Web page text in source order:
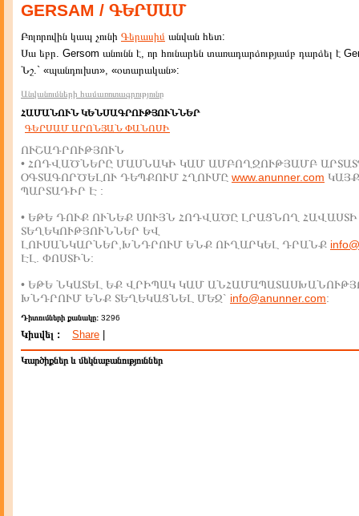
GERSAM / ԳԵՐՍԱՄ
Բոլորովին կապ չունի Գերասիմ անվան հետ:
Սա եբր. Gersom անունն է, որ հունարեն տառադարձությամբ դարձել է
Նշ.` «պանդուխտ», «օտարական»:
Անվանումների համառոտագրությունը
ՀԱՄԱՆՈՒՆ ԿԵՆՍԱԳՐՈՒԹՅՈՒՆՆԵՐ
ԳԵՐՍԱՄ ԱՐՈՆՅԱՆ ՓԱՆՈՍԻ
ՈՒՇԱԴՐՈՒԹՅՈՒՆ
• ՀՈԴՎԱԾՆԵՐԸ ՄԱՍՆԱԿԻ ԿԱՄ ԱՄԲՈՂՋՈՒԹՅԱՄԲ
ՕԳՏԱԳՈՐԾԵԼՈՒ ԴԵՊՔՈՒՄ ՀՂՈՒՄԸ www.anunner.com
ՊԱՐՏԱԴԻՐ Է :
• ԵԹԵ ԴՈՒՔ ՈՒՆԵՔ ՍՈՒՅՆ ՀՈԴՎԱԾԸ ԼՐԱՑՆՈՂ ՀԱՎԱՍՏԻ
ՏԵՂԵԿՈՒԹՅՈՒՆՆԵՐ ԵՎ
ԼՈՒՍԱՆԿԱՐՆԵՐ,ԽՆԴՐՈՒՄ ԵՆՔ ՈՒՂԱՐԿԵԼ ԴՐԱՆՔ
ԷԼ. ՓՈՍՏԻՆ:
• ԵԹԵ ՆԿԱՏԵԼ ԵՔ ՎՐԻՊԱԿ ԿԱՄ
ԽՆԴՐՈՒՄ ԵՆՔ ՏԵՂԵԿԱՑՆԵԼ ՄԵԶ` info@anunner.com:
Դիտումների քանակը: 3296
Կիսվել : Share
Կարծիքներ և մեկնաբանություններ